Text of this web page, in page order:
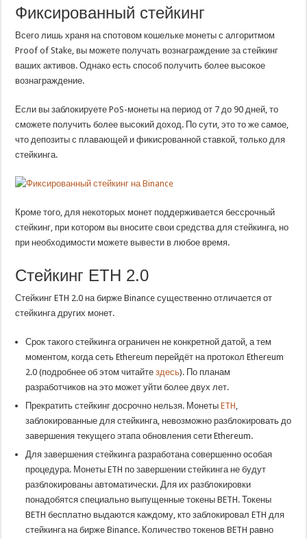
Фиксированный стейкинг
Всего лишь храня на спотовом кошельке монеты с алгоритмом
Proof of Stake, вы можете получать вознаграждение за стейкинг
ваших активов. Однако есть способ получить более высокое
вознаграждение.
Если вы заблокируете PoS-монеты на период от 7 до 90 дней, то
сможете получить более высокий доход. По сути, это то же самое,
что депозиты с плавающей и фикисрованной ставкой, только для
стейкинга.
Кроме того, для некоторых монет поддерживается бессрочный
стейкинг, при котором вы вносите свои средства для стейкинга, но
при необходимости можете вывести в любое время.
Стейкинг ETH 2.0
Стейкинг ETH 2.0 на бирже Binance существенно отличается от
стейкинга других монет.
Срок такого стейкинга ограничен не конкретной датой, а тем
моментом, когда сеть Ethereum перейдёт на протокол Ethereum
2.0 (подробнее об этом читайтездесь). По планам
разработчиков на это может уйти более двух лет.
Прекратить стейкинг досрочно нельзя. МонетыETH,
заблокированные для стейкинга, невозможно разблокировать до
завершения текущего этапа обновления сети Ethereum.
Для завершения стейкинга разработана совершенно особая
процедура. Монеты ETH по завершении стейкинга не будут
разблокированы автоматически. Для их разблокировки
понадобятся специально выпущенные токены BETH. Токены
BETH бесплатно выдаются каждому, кто заблокировал ETH для
стейкинга на бирже Binance. Количество токенов BETH равно